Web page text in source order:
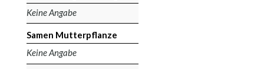
Keine Angabe
Samen Mutterpflanze
Keine Angabe